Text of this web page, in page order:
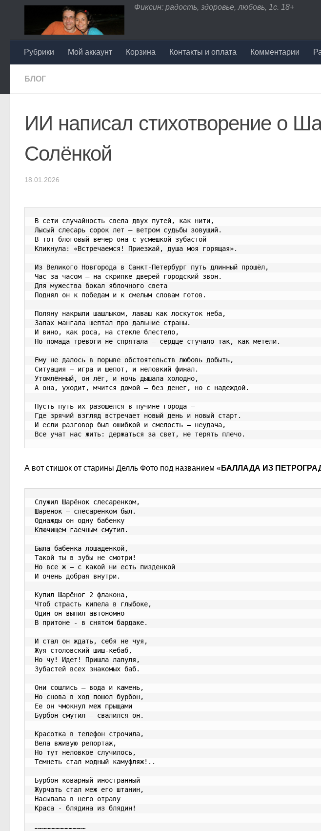
Перейти к содержимому
Фиксин: радость, здоровье, любовь, 1с. 18+
Рубрики Мой аккаунт Корзина Контакты и оплата Комментарии
БЛОГ
ИИ написал стихотворение о
Солёнкой
18.01.2026
В сети случайность свела двух путей, как нити,
Лысый слесарь сорок лет — ветром судьбы зовущий.
В тот блоговый вечер она с усмешкой зубастой
Кликнула: «Встречаемся! Приезжай, душа моя горящая».
Из Великого Новгорода в Санкт-Петербург путь длинный прошёл,
Час за часом — на скрипке дверей городский звон.
Для мужества бокал яблочного света
Поднял он к победам и к смелым словам готов.
Поляну накрыли шашлыком, лаваш как лоскуток неба,
Запах мангала шептал про дальние страны.
И вино, как роса, на стекле блестело,
Но помада тревоги не спрятала — сердце стучало так, как метели.
Ему не далось в порыве обстоятельств любовь добыть,
Ситуация — игра и шепот, и неловкий финал.
Утомлённый, он лёг, и ночь дышала холодно,
А она, уходит, мчится домой — без денег, но с надеждой.
Пусть путь их разошёлся в пучине города —
Где зрячий взгляд встречает новый день и новый старт.
И если разговор был ошибкой и смелость — неудача,
Все учат нас жить: держаться за свет, не терять плечо.
А вот стишок от старины Делль Фото под названием «БАЛЛАДА ИЗ
Служил Шарёнок слесаренком,
Шарёнок – слесаренком был.
Однажды он одну бабенку
Ключищем гаечным смутил.
Была бабенка лошаденкой,
Такой ты в зубы не смотри!
Но все ж – с какой ни есть пизденкой
И очень добрая внутри.
Купил Шарёног 2 флакона,
Чтоб страсть кипела в глыбоке,
Один он выпил автономно
В притоне - в снятом бардаке.
И стал он ждать, себя не чуя,
Жуя столовский шиш-кебаб,
Но чу! Идет! Пришла лапуля,
Зубастей всех знакомых баб.
Они сошлись – вода и камень,
Но снова в ход пошол бурбон,
Ее он чмокнул меж прыщами
Бурбон смутил – свалился он.
Красотка в телефон строчила,
Вела вживую репортаж,
Но тут неловкое случилось,
Темнеть стал модный камуфляж!..
Бурбон коварный иностранный
Журчать стал меж его штанин,
Насыпала в него отраву
Краса - блядина из блядин!
…………………………………